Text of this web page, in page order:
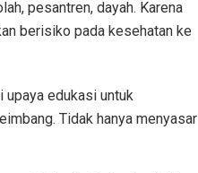
pesantren, dayah. Karena
berisiko pada kesehatan ke
upaya edukasi untuk
Tidak hanya menyasar